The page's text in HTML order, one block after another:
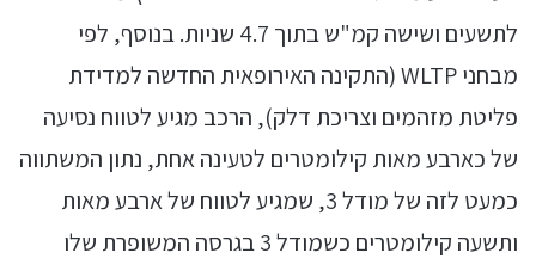
לתשעים ושישה קמ"ש בתוך 4.7 שניות. בנוסף, לפי
מבחני WLTP (התקינה האירופאית החדשה למדידת
פליטת מזהמים וצריכת דלק), הרכב מגיע לטווח נסיעה
של כארבע מאות קילומטרים לטעינה אחת, נתון המשתווה
כמעט לזה של מודל 3, שמגיע לטווח של ארבע מאות
ותשעה קילומטרים כשמודל 3 בגרסה המשופרת שלו